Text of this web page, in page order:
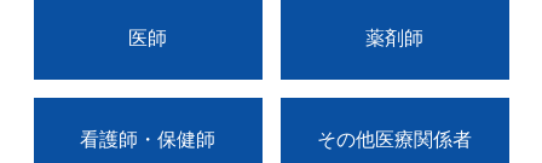
医師 薬剤師
看護師・保健師 その他医療関係者